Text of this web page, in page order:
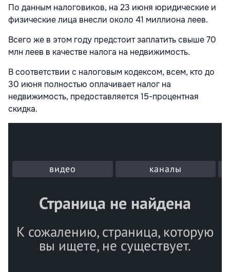
По данным налоговиков, на 23 июня юридические и
физические лица внесли около 41 миллиона леев.
Всего же в этом году предстоит заплатить свыше 70
млн леев в качестве налога на недвижимость.
В соответствии с налоговым кодексом, всем, кто до
30 июня полностью оплачивает налог на
недвижимость, предоставляется 15-процентная
скидка.